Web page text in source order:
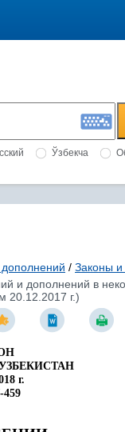
Ўзбекча
/ Законы
и дополнений в
20.12.2017 г.)
г.